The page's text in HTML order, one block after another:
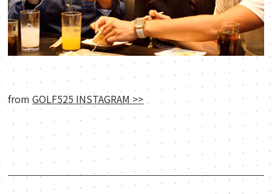
fromGOLF525 INSTAGRAM >>